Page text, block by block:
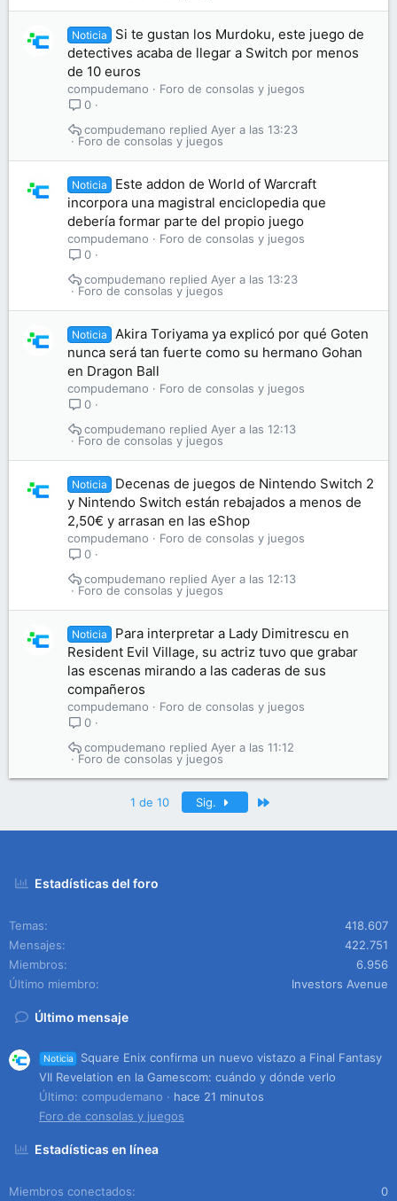
Noticia
Si te gustan los Murdoku, este juego de
detectives acaba de llegar a Switch por menos
de 10 euros
compudemano
Foro de consolas y juegos
0
Foro de consolas y juegos
Ayer a las 13:23
compudemano
Noticia
Este addon de World of Warcraft
incorpora una magistral enciclopedia que
debería formar parte del propio juego
compudemano
Foro de consolas y juegos
0
Foro de consolas y juegos
Ayer a las 13:23
compudemano
Noticia
Akira Toriyama ya explicó por qué Goten
nunca será tan fuerte como su hermano Gohan
en Dragon Ball
compudemano
Foro de consolas y juegos
0
Foro de consolas y juegos
Ayer a las 12:13
compudemano
Noticia
Decenas de juegos de Nintendo Switch 2
y Nintendo Switch están rebajados a menos de
2,50€ y arrasan en las eShop
compudemano
Foro de consolas y juegos
0
Foro de consolas y juegos
Ayer a las 12:13
compudemano
Noticia
Para interpretar a Lady Dimitrescu en
Resident Evil Village, su actriz tuvo que grabar
las escenas mirando a las caderas de sus
compañeros
compudemano
Foro de consolas y juegos
0
Foro de consolas y juegos
Ayer a las 11:12
compudemano
1 de 10 Sig.
Estadísticas del foro
Temas
418.607
Mensajes
422.751
Miembros
6.956
Último miembro
Investors Avenue
Último mensaje
Noticia
Square Enix confirma un nuevo vistazo a Final Fantasy
VII Revelation en la Gamescom: cuándo y dónde verlo
Último: compudemano
hace 21 minutos
Foro de consolas y juegos
Estadísticas en línea
Miembros conectados 0